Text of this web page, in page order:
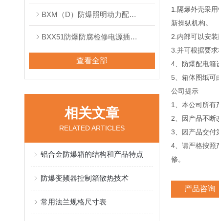
BXM（D）防爆照明动力配电箱
BXX51防爆防腐检修电源插座箱
查看全部
相关文章
RELATED ARTICLES
铝合金防爆箱的结构和产品特点
防爆变频器控制箱散热技术
常用法兰规格尺寸表
1.隔爆外壳采
新操纵机构。
2.内部可以安
3.并可根据要
4、防爆配电箱
5、箱体图纸可
公司提示
1、本公司所有
2、因产品不断
3、因产品交付
4、请严格按照
修。
产品咨询